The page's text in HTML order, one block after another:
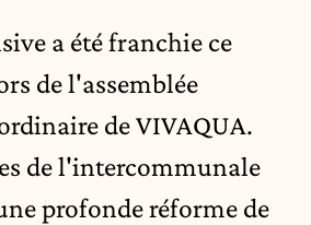
a été franchie ce
de l'assemblée
deVIVAQUA.
de l'intercommunale
profonde réforme de